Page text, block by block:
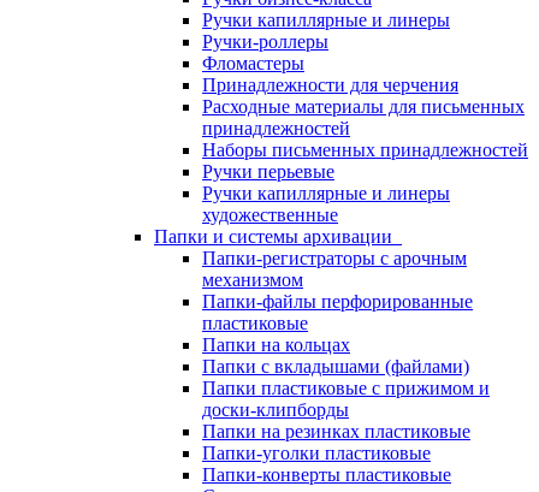
Ручки капиллярные и линеры
Ручки-роллеры
Фломастеры
Принадлежности для черчения
Расходные материалы для письменных
принадлежностей
Наборы письменных принадлежностей
Ручки перьевые
Ручки капиллярные и линеры
художественные
Папки и системы архивации
Папки-регистраторы с арочным
механизмом
Папки-файлы перфорированные
пластиковые
Папки на кольцах
Папки с вкладышами (файлами)
Папки пластиковые с прижимом и
доски-клипборды
Папки на резинках пластиковые
Папки-уголки пластиковые
Папки-конверты пластиковые